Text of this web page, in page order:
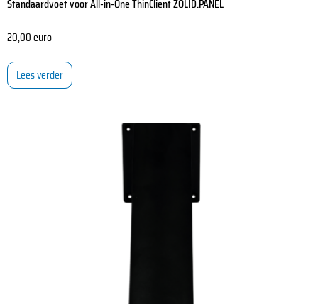
Standaardvoet voor All-in-One ThinClient ZOLID.PANEL
20,00euro
Lees verder